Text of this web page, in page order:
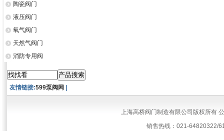
陶瓷阀门
液压阀门
氧气阀门
天然气阀门
消防专用阀
友情链接:599泵阀网
上海高桥阀门制造有限公司版权所有
销售热线：021-64820322/